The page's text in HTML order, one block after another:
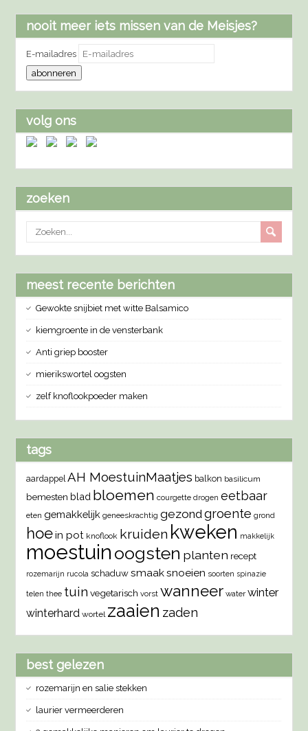
nooit meer iets missen van de Meisjes?
E-mailadres
abonneren
volg ons
zoeken
meest recente berichten
Gewokte snijbiet met witte Balsamico
kiemgroente in de vensterbank
Anti griep booster
mierikswortel oogsten
zelf knoflookpoeder maken
tags
aardappel AH MoestuinMaatjes balkon basilicum
bemesten blad bloemen courgette drogen eetbaar
eten gemakkelijk geneeskrachtig gezondgroente grond
hoein pot knoflook kruiden kweken makkelijk
moestuin oogsten planten recept
rozemarijn rucola schaduw smaaksnoeien soorten spinazie
telen thee tuin vegetarisch vorst wanneer water winter
winterhard wortel zaaien zaden
best gelezen
rozemarijn en salie stekken
laurier vermeerderen